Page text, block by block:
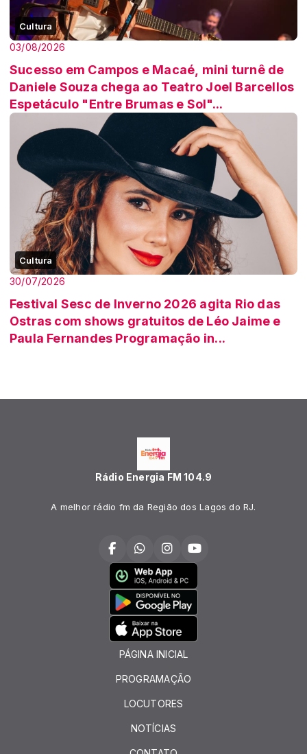
Cultura
03/08/2026
Sucesso em Campos e Macaé, mini turnê de
Daniele Souza chega ao Teatro Joel Barcellos
Espetáculo "Entre Brumas e Sol"...
Cultura
30/07/2026
Festival Sesc de Inverno 2026 agita Rio das
Ostras com shows gratuitos de Léo Jaime e
Paula Fernandes Programação in...
Rádio Energia FM 104.9
A melhor rádio fm da Região dos Lagos do RJ.
PÁGINA INICIAL
PROGRAMAÇÃO
LOCUTORES
NOTÍCIAS